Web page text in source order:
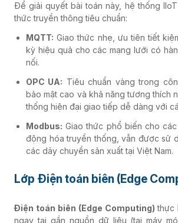
Để giải quyết bài toán này, hệ thống
thức truyền thông tiêu chuẩn:
MQTT: Giao thức nhẹ, ưu tiên tiết
kỳ hiệu quả cho các mạng lưới có
nối.
OPC UA: Tiêu chuẩn vàng trong
bảo mật cao và khả năng tương thích
thống hiện đại giao tiếp dễ dàng với
Modbus: Giao thức phổ biến cho
động hóa truyền thống, vẫn được sử
các dây chuyền sản xuất tại Việt Nam.
Lớp Điện toán biên (Edge
Điện toán biên (Edge Computing) thực
ngay tại gần nguồn dữ liệu (tại máy